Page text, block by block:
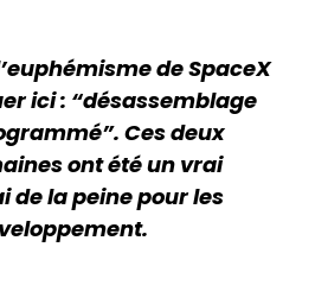
de SpaceX
ici : “désassemblage
Ces deux
ont été un vrai
de la peine pour les